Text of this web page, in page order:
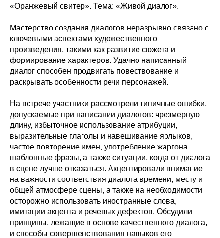
«Оранжевый свитер». Тема: «Живой диалог».
Мастерство создания диалогов неразрывно связано с
ключевыми аспектами художественного
произведения, такими как развитие сюжета и
формирование характеров. Удачно написанный
диалог способен продвигать повествование и
раскрывать особенности речи персонажей.
На встрече участники рассмотрели типичные ошибки,
допускаемые при написании диалогов: чрезмерную
длину, избыточное использование атрибуции,
выразительные глаголы и навешивание ярлыков,
частое повторение имен, употребление жаргона,
шаблонные фразы, а также ситуации, когда от диалога
в сцене лучше отказаться. Акцентировали внимание
на важности соответствия диалога времени, месту и
общей атмосфере сцены, а также на необходимости
осторожно использовать иностранные слова,
имитации акцента и речевых дефектов. Обсудили
принципы, лежащие в основе качественного диалога,
и способы совершенствования навыков его